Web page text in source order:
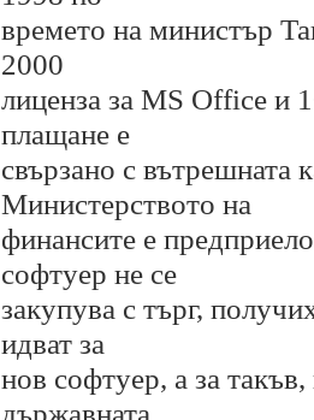
времето на министър
2000
лиценза за MS Office и
плащане е
свързано с вътрешната
Министерството на
финансите е
софтуер не се
закупува с търг,
идват за
нов софтуер, а за
държавната